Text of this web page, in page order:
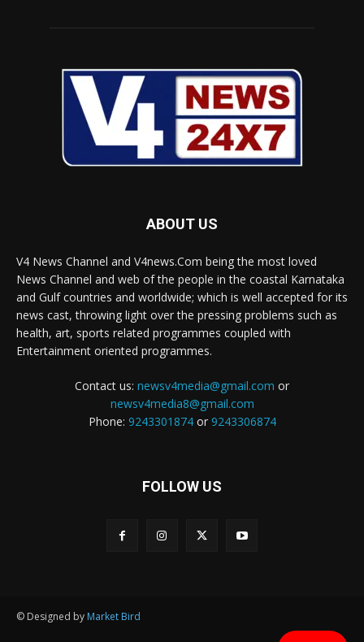
ABOUT US
V4 News Channel and V4news.Com being the most loved
News Channel and web of the people in the coastal Karnataka
and Gulf countries and worldwide; which is well accepted for its
news cast, throwing light over the pressing problems such as
health, art, sports related programmes coupled with
Entertainment oriented programmes.
Contact us: newsv4media@gmail.com or
newsv4media8@gmail.com
Phone: 9243301874or 9243306874
FOLLOW US
© Designed by Market Bird